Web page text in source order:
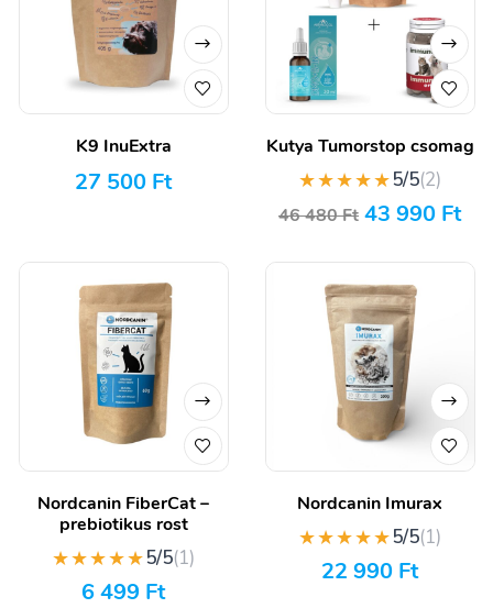
K9 InuExtra
27 500 Ft
Kutya Tumorstop csomag
★★★★★5/5(2)
46 480Ft 43 990 Ft
Nordcanin FiberCat –
prebiotikus rost
★★★★★5/5(1)
6 499 Ft
Nordcanin Imurax
★★★★★5/5(1)
22 990 Ft